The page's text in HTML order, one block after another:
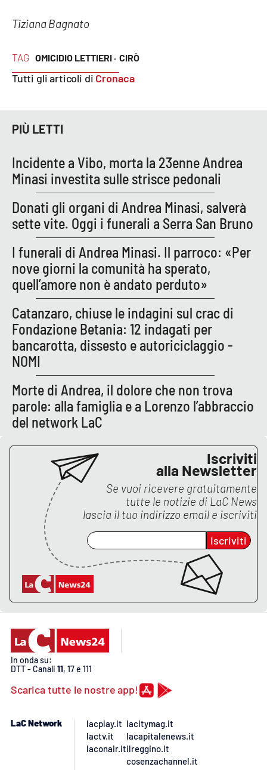
Crotone
Reggio Calabria
Cosenza
Lamezia Terme
PROGETTI
SPECIALI
Buona Sanità Calabria
LA
CALABRIAVISIONE
Destinazioni
Eventi
Food
Storie
NETWORK
Lacplay.it
Lactv.it
Laconair.it
Lacitymag.it
Lacapitalenews.it
Ilreggino.it
Cosenzachannel.it
Ilvibonese.it
Catanzarochannel.it
TAG OMICIDIO LETTIERI · CIRÒ
Tutti gli articoli di Cronaca
Tiziana Bagnato
PIÙ LETTI
Incidente a Vibo, morta la 23enne Andrea
Minasi investita sulle strisce pedonali
Donati gli organi di Andrea Minasi, salverà
sette vite. Oggi i funerali a Serra San Bruno
I funerali di Andrea Minasi. Il parroco: «Per
nove giorni la comunità ha sperato,
quell’amore non è andato perduto»
Catanzaro, chiuse le indagini sul crac di
Fondazione Betania: 12 indagati per
bancarotta, dissesto e autoriciclaggio -
NOMI
Morte di Andrea, il dolore che non trova
parole: alla famiglia e a Lorenzo l’abbraccio
del network LaC
Iscriviti
alla Newsletter
Se vuoi ricevere gratuitamente
tutte le notizie di LaC News
lascia il tuo indirizzo email e iscriviti
Iscriviti
In onda su:
DTT - Canali 11, 17 e 111
Scarica tutte le nostre app!
LaC Network
lacplay.it
lactv.it
laconair.it
lacitymag.it
lacapitalenews.it
ilreggino.it
cosenzachannel.it